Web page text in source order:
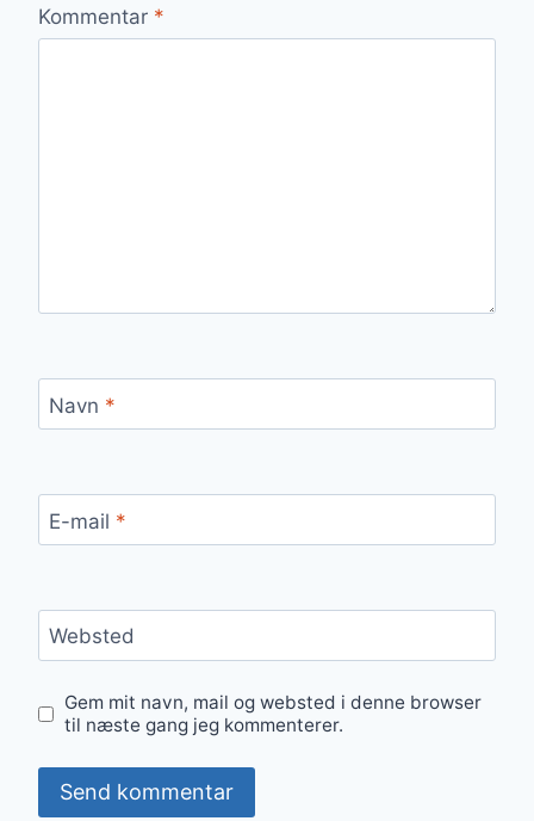
Kommentar *
Navn *
E-mail *
Websted
Gem mit navn, mail og websted i denne browser
til næste gang jeg kommenterer.